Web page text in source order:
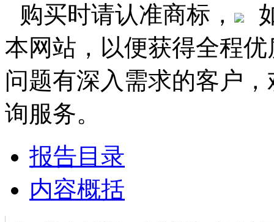
购买时请认准商标，
本网站，以便获得全程
问题有深入需求的客户
询服务。
报告目录
内容概括